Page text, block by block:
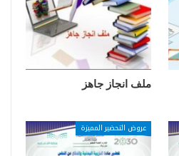
ملف انجاز جاهز
عروض التحضير المميزة